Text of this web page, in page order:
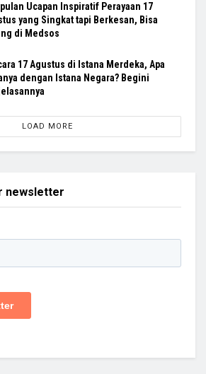
Ucapan Inspiratif Perayaan 17
yang Singkat tapi Berkesan, Bisa
di Medsos
17 Agustus di Istana Merdeka, Apa
dengan Istana Negara? Begini
LOAD MORE
newsletter